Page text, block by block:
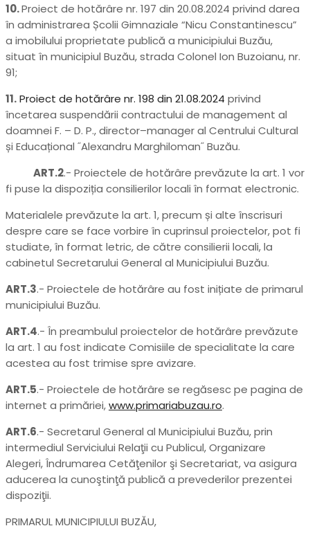
10.Proiect de hotărâre nr. 197 din 20.08.2024 privind darea
în administrarea Școlii Gimnaziale “Nicu Constantinescu”
a imobilului proprietate publică a municipiului Buzău,
situat în municipiul Buzău, strada Colonel Ion Buzoianu, nr.
91;
11.Proiect de hotărâre nr. 198 din 21.08.2024 privind
încetarea suspendării contractului de management al
doamnei F. – D. P., director–manager al Centrului Cultural
și Educațional ˝Alexandru Marghiloman˝ Buzău.
ART.2.- Proiectele de hotărâre prevăzute la art. 1 vor
fi puse la dispoziția consilierilor locali în format electronic.
Materialele prevăzute la art. 1, precum și alte înscrisuri
despre care se face vorbire în cuprinsul proiectelor, pot fi
studiate, în format letric, de către consilierii locali, la
cabinetul Secretarului General al Municipiului Buzău.
ART.3.- Proiectele de hotărâre au fost inițiate de primarul
municipiului Buzău.
ART.4.- În preambulul proiectelor de hotărâre prevăzute
la art. 1 au fost indicate Comisiile de specialitate la care
acestea au fost trimise spre avizare.
ART.5.- Proiectele de hotărâre se regăsesc pe pagina de
internet a primăriei,www.primariabuzau.ro.
ART.6.- Secretarul General al Municipiului Buzău, prin
intermediul Serviciului Relaţii cu Publicul, Organizare
Alegeri, Îndrumarea Cetăţenilor şi Secretariat, va asigura
aducerea la cunoştinţă publică a prevederilor prezentei
dispoziţii.
PRIMARUL MUNICIPIULUI BUZĂU,